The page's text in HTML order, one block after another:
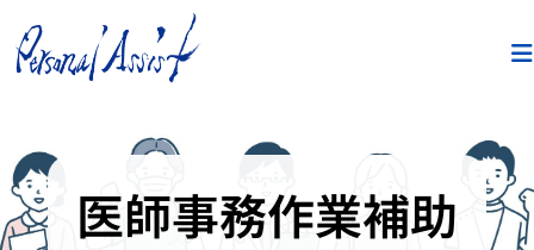
医師事務作業補助